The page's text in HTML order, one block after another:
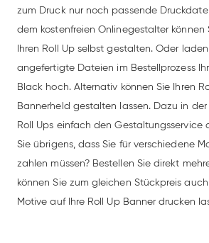
zum Druck nur noch passende
dem kostenfreien Onlinegestalter können
Ihren Roll Up selbst gestalten. Oder
angefertigte Dateien im Bestellprozess
Black hoch. Alternativ können Sie Ihren
Bannerheld gestalten lassen. Dazu in der
Roll Ups einfach den Gestaltungsservice
Sie übrigens, dass Sie für verschiedene
zahlen müssen? Bestellen Sie direkt
können Sie zum gleichen Stückpreis
Motive auf Ihre Roll Up Banner drucken